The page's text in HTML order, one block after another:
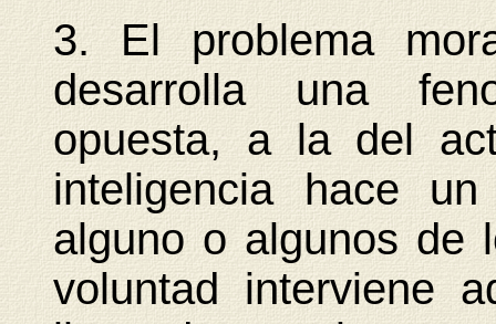
3. El problema
desarrolla una
opuesta, a la del
inteligencia hace
alguno o algunos de
voluntad interviene